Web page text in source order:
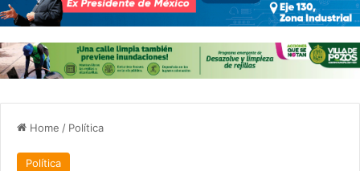
Home / Política
Política